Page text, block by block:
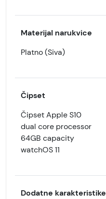
Materijal narukvice
Platno (Siva)
Čipset
Čipset Apple S10
dual core processor
64GB capacity
watchOS 11
Dodatne karakteristike